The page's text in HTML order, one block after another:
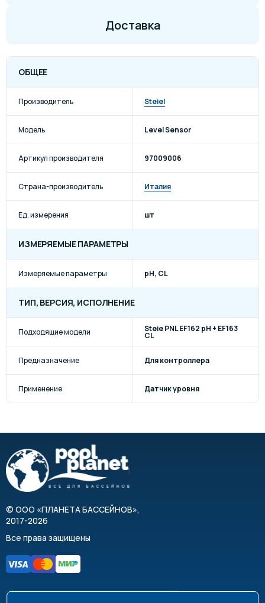
Доставка
ОБЩЕЕ
Производитель Steiel
Модель Level Sensor
Артикул производителя 97009006
Страна-производитель Италия
Ед. измерения шт
ИЗМЕРЯЕМЫЕ ПАРАМЕТРЫ
Измеряемые параметры pH, CL
ТИП, ВЕРСИЯ, ИСПОЛНЕНИЕ
Подходящие модели Steie PNL EF162 pH + EF163
CL
Предназначение Для контроллера
Применение Датчик уровня
© ООО «ПЛАНЕТА БАССЕЙНОВ»,
2017-2026
Все права защищены